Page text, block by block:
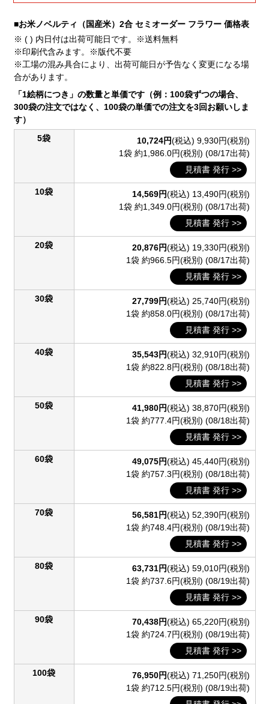
■お米ノベルティ（国産米）2合 セミオーダー フラワー 価格表
※ ( ) 内日付は出荷可能日です。※送料無料
※印刷代含みます。※版代不要
※工場の混み具合により、出荷可能日が予告なく変更になる場
合があります。
「1絵柄につき」の数量と単価です（例：100袋ずつの場合、
300袋の注文ではなく、100袋の単価での注文を3回お願いしま
す）
5袋
10,724円(税込) 9,930円(税別)
1袋 約1,986.0円(税別) (08/17出荷)
見積書 発行 >>
10袋 14,569円(税込) 13,490円(税別)
1袋 約1,349.0円(税別) (08/17出荷)
見積書 発行 >>
20袋 20,876円(税込) 19,330円(税別)
1袋 約966.5円(税別) (08/17出荷)
見積書 発行 >>
30袋 27,799円(税込) 25,740円(税別)
1袋 約858.0円(税別) (08/17出荷)
見積書 発行 >>
40袋 35,543円(税込) 32,910円(税別)
1袋 約822.8円(税別) (08/18出荷)
見積書 発行 >>
50袋 41,980円(税込) 38,870円(税別)
1袋 約777.4円(税別) (08/18出荷)
見積書 発行 >>
60袋 49,075円(税込) 45,440円(税別)
1袋 約757.3円(税別) (08/18出荷)
見積書 発行 >>
70袋 56,581円(税込) 52,390円(税別)
1袋 約748.4円(税別) (08/19出荷)
見積書 発行 >>
80袋 63,731円(税込) 59,010円(税別)
1袋 約737.6円(税別) (08/19出荷)
見積書 発行 >>
90袋 70,438円(税込) 65,220円(税別)
1袋 約724.7円(税別) (08/19出荷)
見積書 発行 >>
100袋 76,950円(税込) 71,250円(税別)
1袋 約712.5円(税別) (08/19出荷)